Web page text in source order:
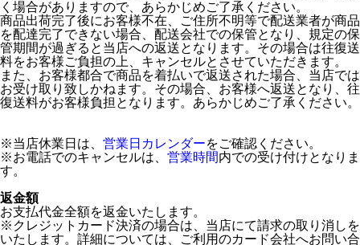
く場合がありますので、あらかじめご了承ください。
商品出荷完了後にお客様不在、ご住所不明等で配送業者が商品
を配達完了できない場合、配送会社での保管となり、規定の保
管期間が過ぎると当店への返送となります。その場合は往復送
料をお客様ご負担の上、キャンセルとさせていただきます。
また、お客様都合で商品を着払いで返送された場合、当店では
お受け取り致しかねます。その場合、お客様へ返送となり、往
復送料がお客様負担となります。あらかじめご了承ください。
※当店休業日は、 営業日カレンダーをご確認ください。
※お電話でのキャンセルは、 営業時間内での受け付けとなりま
す。
返金額
お支払代金全額を返金いたします。
※クレジットカード決済の場合は、当店にて請求の取り消しを
いたします。詳細については、ご利用のカード会社へお問い合